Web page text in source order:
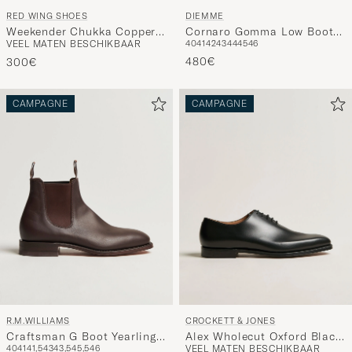
RED WING SHOES
Weekender Chukka Copper
Rough/Though Leather
VEEL MATEN BESCHIKBAAR
300€
DIEMME
Cornaro Gomma Low Boot
Black Calf
40414243444546
480€
CAMPAGNE
R.M.WILLIAMS
Craftsman G Boot Yearling
404141,54343,545,546
CAMPAGNE
CROCKETT & JONES
Alex Wholecut Oxford Black
VEEL MATEN BESCHIKBAAR